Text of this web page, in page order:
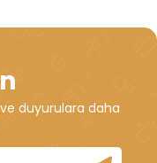
duyurulara daha